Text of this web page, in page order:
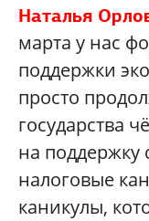
Наталья
марта у нас
поддержки
просто
государства
на поддержку
налоговые
каникулы,